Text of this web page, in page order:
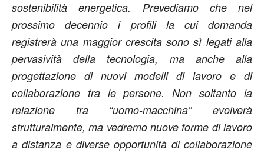
sostenibilità energetica. Prevediamo che nel
prossimo decennio i profili la cui domanda
registrerà una maggior crescita sono sì legati alla
pervasività della tecnologia, ma anche alla
progettazione di nuovi modelli di lavoro e di
collaborazione tra le persone. Non soltanto la
relazione tra “uomo-macchina” evolverà
strutturalmente, ma vedremo nuove forme di lavoro
a distanza e diverse opportunità di collaborazione